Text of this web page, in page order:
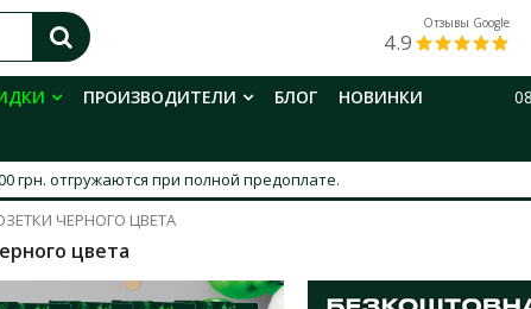
Отзывы Google
4.9
ПРОИЗВОДИТЕЛИ БЛОГ
НОВИНКИ
грн. отгружаются при полной предоплате.
ЧЕРНОГО ЦВЕТА
цвета